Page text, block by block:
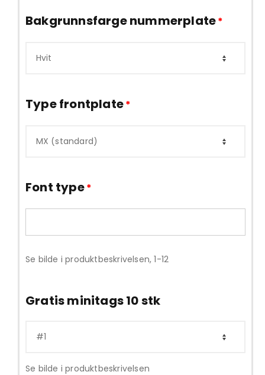
Bakgrunnsfarge nummerplate*
Type frontplate*
Font type*
Se bilde i produktbeskrivelsen, 1-12
Gratis minitags 10 stk
Se bilde i produktbeskrivelsen